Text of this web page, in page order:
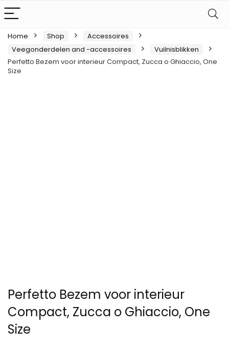
Home Shop
Accessoires
Veegonderdelen and -accessoires
Vuilnisblikken
Perfetto Bezem voor interieur Compact, Zucca o Ghiaccio, One
Size
Perfetto Bezem voor interieur
Compact, Zucca o Ghiaccio, One
Size